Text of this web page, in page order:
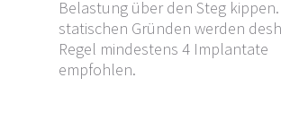
Belastung über den Steg kippen.
statischen Gründen werden
Regel mindestens 4 Implantate
empfohlen.